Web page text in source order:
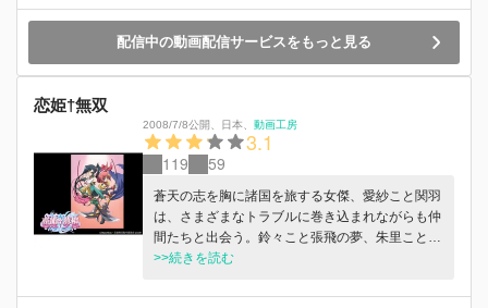
配信中の動画配信サービスをもっと見る
恋姫†無双
2008/7/8公開 日本 動画工房
3.1
119 59
蒼天の志を胸に諸国を旅する女傑、愛紗こと関羽
は、さまざまなトラブルに巻き込まれながらも仲
間たちと出会う。鈴々こと張飛の夢、朱里こと諸
葛亮の想い、華琳こと曹操の思惑、蓮華こと孫権
へ進んでゆく。
>>続きを読む